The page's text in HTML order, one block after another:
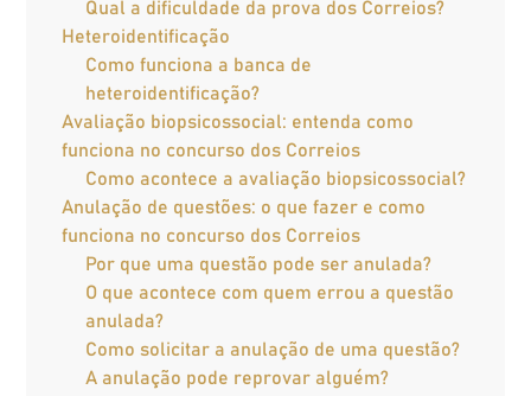
Qual a dificuldade da prova dos Correios?
Heteroidentificação
Como funciona a banca de
heteroidentificação?
Avaliação biopsicossocial: entenda como
funciona no concurso dos Correios
Como acontece a avaliação biopsicossocial?
Anulação de questões: o que fazer e como
funciona no concurso dos Correios
Por que uma questão pode ser anulada?
O que acontece com quem errou a questão
anulada?
Como solicitar a anulação de uma questão?
A anulação pode reprovar alguém?